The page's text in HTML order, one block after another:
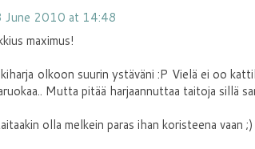
June 2010 at 14:48
maximus!
olkoon suurin ystäväni :P Vielä ei oo
Mutta pitää harjaannuttaa taitoja sillä
olla melkein paras ihan koristeena